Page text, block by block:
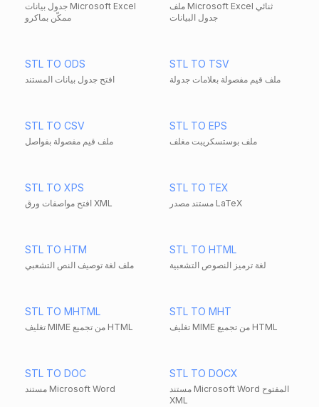
جدول بيانات Microsoft Excel
ممكّن بماكرو
ملف Microsoft Excel ثنائي
جدول البيانات
STL TO ODS
افتح جدول بيانات المستند
STL TO TSV
ملف قيم مفصولة بعلامات جدولة
STL TO CSV
ملف قيم مفصولة بفواصل
STL TO EPS
ملف بوستسكريبت مغلف
STL TO XPS
افتح مواصفات ورق XML
STL TO TEX
مستند مصدر LaTeX
STL TO HTM
ملف لغة توصيف النص التشعبي
STL TO HTML
لغة ترميز النصوص التشعبية
STL TO MHTML
تغليف MIME من تجميع HTML
STL TO MHT
تغليف MIME من تجميع HTML
STL TO DOC
مستند Microsoft Word
STL TO DOCX
مستند Microsoft Word المفتوح
XML